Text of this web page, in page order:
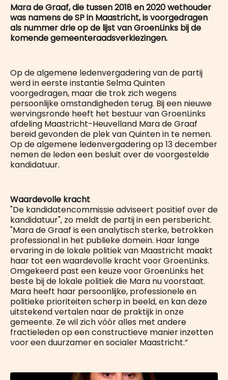
Mara de Graaf, die tussen 2018 en 2020 wethouder
was namens de SP in Maastricht, is voorgedragen
als nummer drie op de lijst van GroenLinks bij de
komende gemeenteraadsverkiezingen.
Op de algemene ledenvergadering van de partij
werd in eerste instantie Selma Quinten
voorgedragen, maar die trok zich wegens
persoonlijke omstandigheden terug. Bij een nieuwe
wervingsronde heeft het bestuur van GroenLinks
afdeling Maastricht-Heuvelland Mara de Graaf
bereid gevonden de plek van Quinten in te nemen.
Op de algemene ledenvergadering op 13 december
nemen de leden een besluit over de voorgestelde
kandidatuur.
Waardevolle kracht
"De kandidatencommissie adviseert positief over de
kandidatuur", zo meldt de partij in een persbericht.
"Mara de Graaf is een analytisch sterke, betrokken
professional in het publieke domein. Haar lange
ervaring in de lokale politiek van Maastricht maakt
haar tot een waardevolle kracht voor GroenLinks.
Omgekeerd past een keuze voor GroenLinks het
beste bij de lokale politiek die Mara nu voorstaat.
Mara heeft haar persoonlijke, professionele en
politieke prioriteiten scherp in beeld, en kan deze
uitstekend vertalen naar de praktijk in onze
gemeente. Ze wil zich vóór alles met andere
fractieleden op een constructieve manier inzetten
voor een duurzamer en socialer Maastricht.”